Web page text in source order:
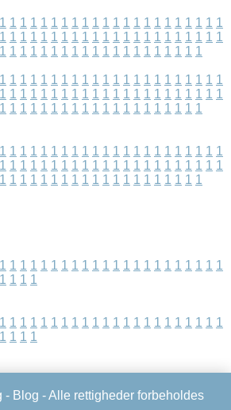
1 1 1 1 1 1 1 1 1 1 1 1 1 1 1 1 1 1 1 1 1 1
1 1 1 1 1 1 1 1 1 1 1 1 1 1 1 1 1 1 1 1 1 1
1 1 1 1 1 1 1 1 1 1 1 1 1 1 1 1 1 1 1 1
1 1 1 1 1 1 1 1 1 1 1 1 1 1 1 1 1 1 1 1 1 1
1 1 1 1 1 1 1 1 1 1 1 1 1 1 1 1 1 1 1 1 1 1
1 1 1 1 1 1 1 1 1 1 1 1 1 1 1 1 1 1 1 1
1 1 1 1 1 1 1 1 1 1 1 1 1 1 1 1 1 1 1 1 1 1
1 1 1 1 1 1 1 1 1 1 1 1 1 1 1 1 1 1 1 1 1 1
1 1 1 1 1 1 1 1 1 1 1 1 1 1 1 1 1 1 1 1
1 1 1 1 1 1 1 1 1 1 1 1 1 1 1 1 1 1 1 1 1 1
1 1 1 1
1 1 1 1 1 1 1 1 1 1 1 1 1 1 1 1 1 1 1 1 1 1
1 1 1 1
- Blog - Alle rettigheder forbeholdes